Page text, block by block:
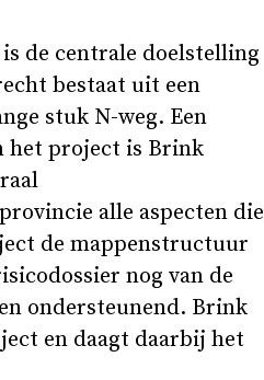
de centrale doelstelling
bestaat uit een
stuk N-weg. Een
het project is Brink
alle aspecten die
de mappenstructuur
nog van de
ondersteunend. Brink
en daagt daarbij het